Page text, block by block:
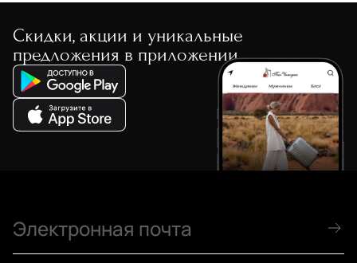
Скидки, акции и уникальные
предложения в приложении